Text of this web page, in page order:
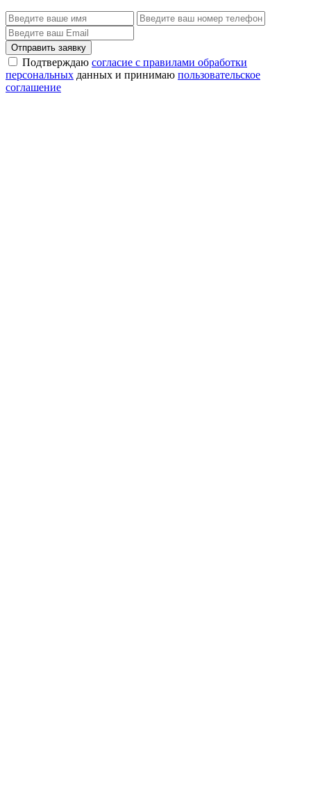
Отправить заявку
Подтверждаю согласие с правилами обработки
персональных данных и принимаю пользовательское
соглашение